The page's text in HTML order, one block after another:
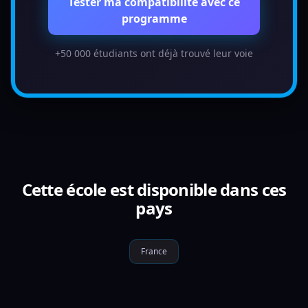
programme
+50 000 étudiants ont déjà trouvé leur voie
Cette école est disponible dans ces
pays
France